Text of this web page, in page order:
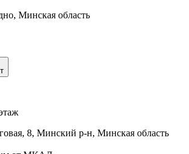
Минская область
8, Минский р-н, Минская область